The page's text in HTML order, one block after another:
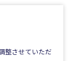
整させていただ